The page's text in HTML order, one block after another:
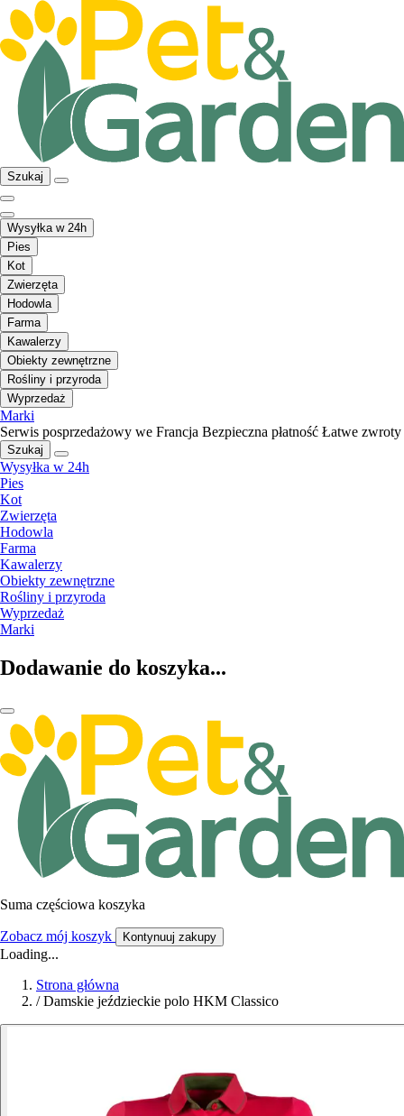
Szukaj
Wysyłka w 24h
Pies
Kot
Zwierzęta
Hodowla
Farma
Kawalerzy
Obiekty zewnętrzne
Rośliny i przyroda
Wyprzedaż
Marki
Serwis posprzedażowy we Francja Bezpieczna płatność Łatwe zwroty
Szukaj
Wysyłka w 24h
Pies
Kot
Zwierzęta
Hodowla
Farma
Kawalerzy
Obiekty zewnętrzne
Rośliny i przyroda
Wyprzedaż
Marki
Dodawanie do koszyka...
Suma częściowa koszyka
Zobacz mój koszyk Kontynuuj zakupy
Loading...
Strona główna
/ Damskie jeździeckie polo HKM Classico